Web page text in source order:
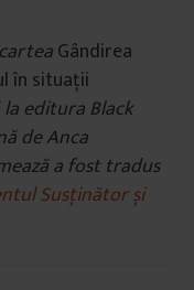
Gândirea
în situații
editura Black
de Anca
a fost tradus
Susținător și